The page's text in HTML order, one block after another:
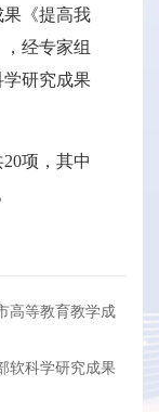
《提高我
经专家组
学研究成果
项，其中
高等教育教学成
软科学研究成果